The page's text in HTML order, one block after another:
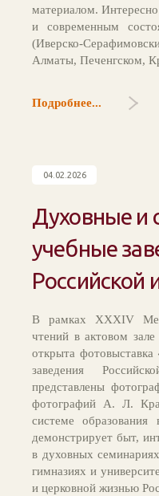
материалом.
и современным
(Иверско-
Алматы, Печенгском,
Подробнее...
04.02.2026
Духовные и
учебные
Российской
В рамках XXXIV
чтений в актовом
открыта
заведения
представлены
фотографий А. Л.
системе
демонстрирует быт,
в духовных
гимназиях и
и церковной жизнью